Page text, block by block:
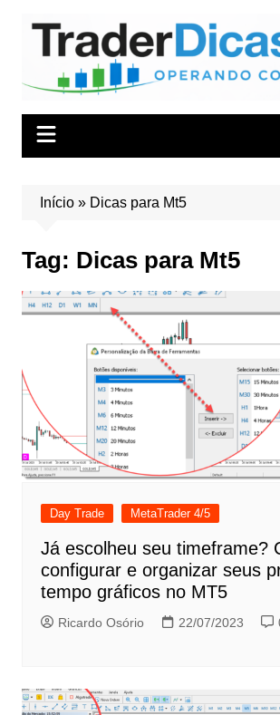
conteúdo
Início» Dicas para Mt5
Tag: Dicas para Mt5
Day Trade MetaTrader 4/5
Já escolheu seu timeframe?
configurar e organizar seus
tempo gráficos no MT5
Ricardo Osório 22/07/2023